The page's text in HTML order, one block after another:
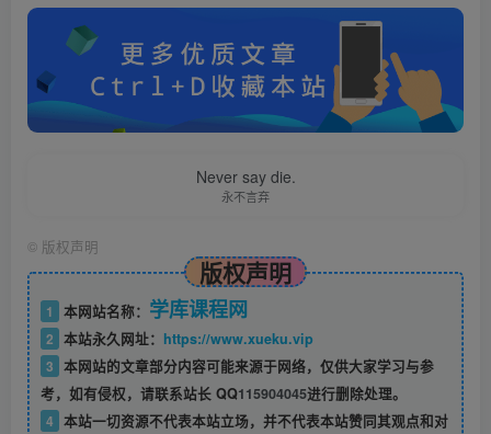
Never say die.
永不言弃
© 版权声明
版权声明
1 本网站名称： 学库课程网
2 本站永久网址： https://www.xueku.vip
3 本网站的文章部分内容可能来源于网络，仅供大家学习与参
考，如有侵权，请联系站长 QQ115904045进行删除处理。
4 本站一切资源不代表本站立场，并不代表本站赞同其观点和对